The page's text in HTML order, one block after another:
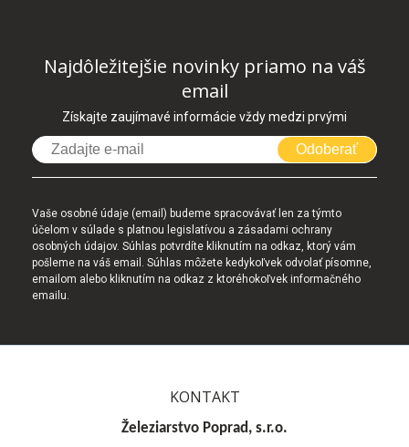
Najdôležitejšie novinky priamo na váš
email
Získajte zaujímavé informácie vždy medzi prvými
Odoberať
Vaše osobné údaje (email) budeme spracovávať len za týmto
účelom v súlade s platnou legislatívou a zásadami ochrany
osobných údajov. Súhlas potvrdíte kliknutím na odkaz, ktorý vám
pošleme na váš email. Súhlas môžete kedykoľvek odvolať písomne,
emailom alebo kliknutím na odkaz z ktoréhokoľvek informačného
emailu.
KONTAKT
Železiarstvo Poprad, s.r.o.